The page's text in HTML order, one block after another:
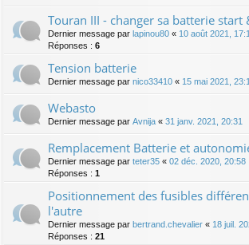
Touran III - changer sa batterie start
Dernier message par lapinou80 « 10 août 2021,
Réponses : 6
Tension batterie
Dernier message par nico33410 « 15 mai 2021,
Webasto
Dernier message par Avnija « 31 janv. 2021, 20:31
Remplacement Batterie et
Dernier message par teter35 « 02 déc. 2020, 20:58
Réponses : 1
Positionnement des fusibles
l'autre
Dernier message par bertrand.chevalier « 18 juil.
Réponses : 21